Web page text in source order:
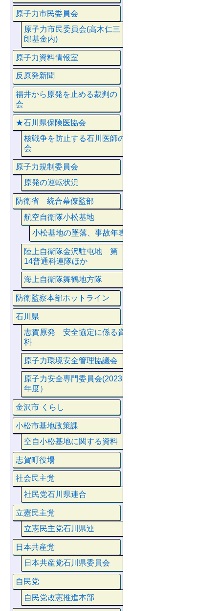
原子力市民委員会
原子力市民委員会(高木仁三
郎基金内)
原子力資料情報室
反原発新聞
福井から原発を止める裁判の
会
★石川県保険医協会
核戦争を防止する石川医師の
会
原子力規制委員会
原発の運転状況
防衛省 統合幕僚監部
航空自衛隊小松基地
小松基地の墜落、事故年表
陸上自衛隊金沢駐屯地 第
14普通科連隊ほか
海上自衛隊舞鶴地方隊
防衛監察本部ホットライン
石川県
志賀原発 安全協定に係る資
料
原子力環境安全管理協議会
原子力安全専門委員会(2023
年度）
金沢市 くらし
小松市基地政策課
空自小松基地に関する資料
志賀町役場
社会民主党
社民党石川県連合
立憲民主党
立憲民主党石川県連
日本共産党
日本共産党石川県委員会
自民党
自民党改憲推進本部